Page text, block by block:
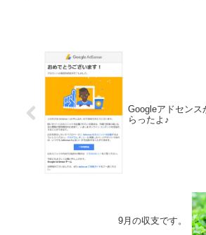
Googleアドセンス
らったよ♪
9月の収支です。